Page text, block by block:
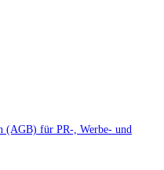
(AGB) für PR-, Werbe- und